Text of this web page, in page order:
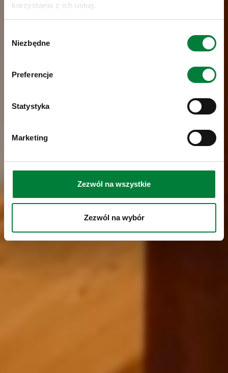
korzystania z ich usług.
zgody
Niezbędne
Preferencje
Statystyka
Marketing
Zezwól na wszystkie
Zezwól na wybór